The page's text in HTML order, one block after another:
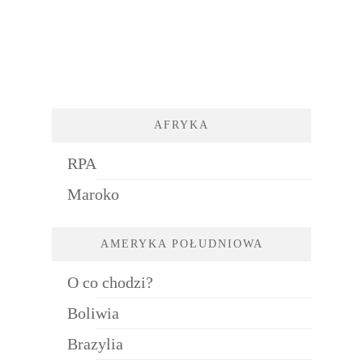
AFRYKA
RPA
Maroko
AMERYKA POŁUDNIOWA
O co chodzi?
Boliwia
Brazylia